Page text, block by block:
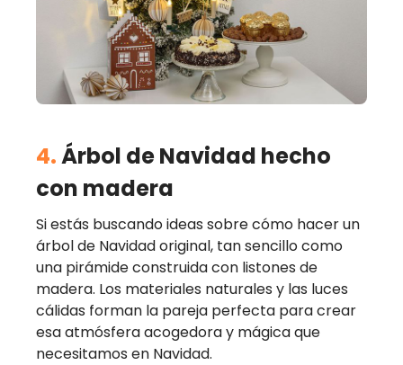
4.Árbol de Navidad hecho
con madera
Si estás buscando ideas sobre cómo hacer un
árbol de Navidad original, tan sencillo como
una pirámide construida con listones de
madera. Los materiales naturales y las luces
cálidas forman la pareja perfecta para crear
esa atmósfera acogedora y mágica que
necesitamos en Navidad.